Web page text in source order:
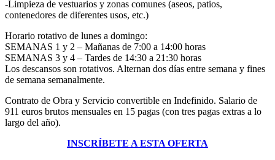
-Limpieza de vestuarios y zonas comunes (aseos, patios,
contenedores de diferentes usos, etc.)
Horario rotativo de lunes a domingo:
SEMANAS 1 y 2 – Mañanas de 7:00 a 14:00 horas
SEMANAS 3 y 4 – Tardes de 14:30 a 21:30 horas
Los descansos son rotativos. Alternan dos días entre semana y fines
de semana semanalmente.
Contrato de Obra y Servicio convertible en Indefinido. Salario de
911 euros brutos mensuales en 15 pagas (con tres pagas extras a lo
largo del año).
INSCRÍBETE A ESTA OFERTA